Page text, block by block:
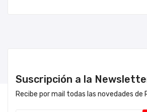
Suscripción a la
Recibe por mail todas las novedades de